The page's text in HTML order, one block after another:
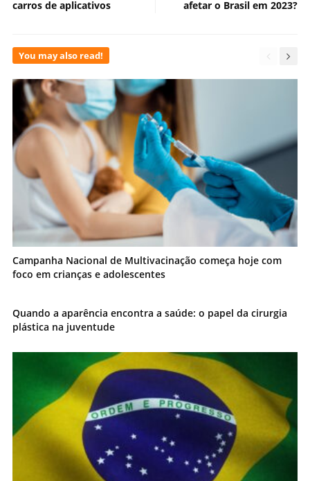
carros de aplicativos
afetar o Brasil em 2023?
You may also read!
Campanha Nacional de Multivacinação começa hoje com
foco em crianças e adolescentes
Quando a aparência encontra a saúde: o papel da cirurgia
plástica na juventude